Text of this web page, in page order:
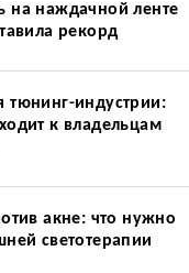
на наждачной ленте
рекорд
тюнинг-индустрии:
к владельцам
акне: что нужно
светотерапии